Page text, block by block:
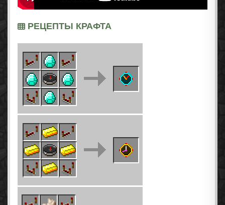
РЕЦЕПТЫ КРАФТА